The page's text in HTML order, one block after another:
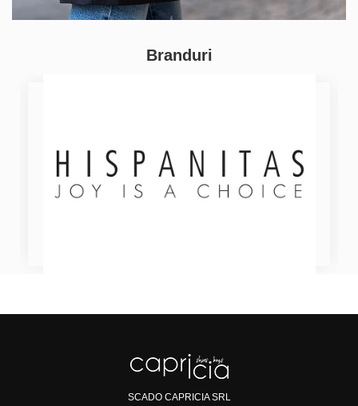
Branduri
SCADO CAPRICIA SRL